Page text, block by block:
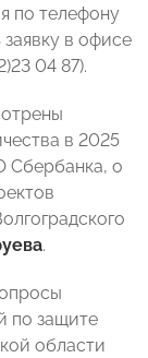
по телефону
в офисе
04 87).
в 2025
Сбербанка, о
.
по защите
области